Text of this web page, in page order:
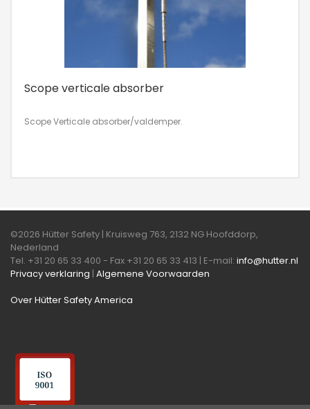
Scope verticale absorber
Scope Verticale absorber/valdemper.
©2026 Hütter Safety | Kruisweg 763, 2132 NG Hoofddorp,
Nederland
Tel. +31 20 65 33 400 - Fax +31 20 65 33 413 | E-mail: info@hutter.nl
Privacy verklaring | Algemene Voorwaarden
Over Hütter Safety America